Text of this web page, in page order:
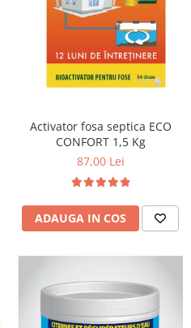
Activator fosa septica ECO
CONFORT 1,5 Kg
87,00 Lei
ADAUGA IN COS